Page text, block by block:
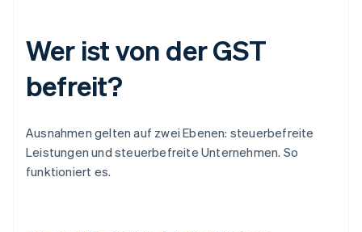
Wer ist von der GST
befreit?
Ausnahmen gelten auf zwei Ebenen: steuerbefreite
Leistungen und steuerbefreite Unternehmen. So
funktioniert es.